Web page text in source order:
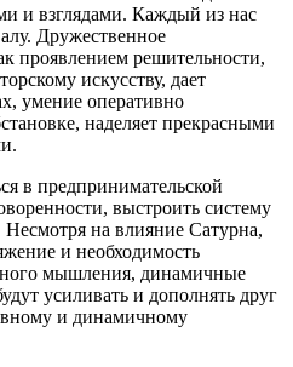
и взглядами. Каждый из нас
Дружественное
проявлением решительности,
искусству, дает
умение оперативно
наделяет прекрасными
в предпринимательской
выстроить систему
Несмотря на влияние Сатурна,
и необходимость
мышления, динамичные
усиливать и дополнять друг
и динамичному